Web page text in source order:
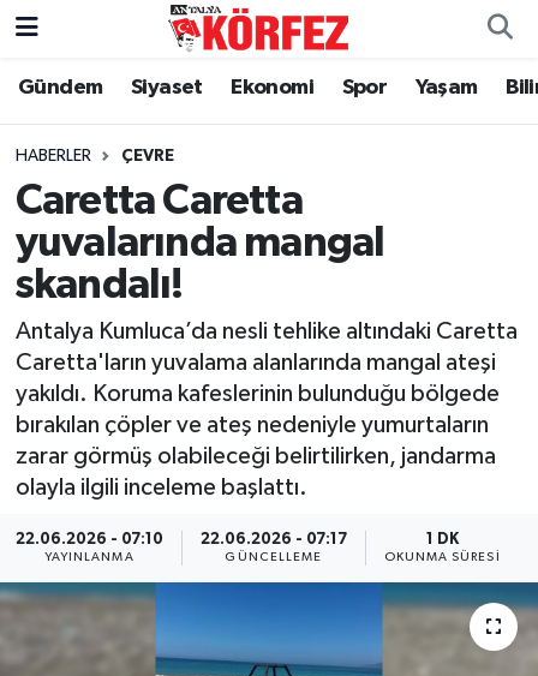
Gündem Siyaset Ekonomi Spor Yaşam
HABERLER ÇEVRE
Caretta Caretta
yuvalarında mangal
skandalı!
Antalya Kumluca’da nesli tehlike altındaki Caretta
Caretta'ların yuvalama alanlarında mangal ateşi
yakıldı. Koruma kafeslerinin bulunduğu bölgede
bırakılan çöpler ve ateş nedeniyle yumurtaların
zarar görmüş olabileceği belirtilirken, jandarma
olayla ilgili inceleme başlattı.
22.06.2026 - 07:10
YAYINLANMA
22.06.2026 - 07:17
GÜNCELLEME
1 DK
OKUNMA SÜRESI
Gündem
Siyaset
Yerel Yönetim
Ekonomi
Spor
Yaşam
Asayiş
Eğitim
Nöbetçi Eczaneler
Hava Durumu
Trafik Durumu
Süper Lig Puan Durumu ve Fikstür
Tüm Manşetler
Son Dakika Haberleri
Haber Arşivi